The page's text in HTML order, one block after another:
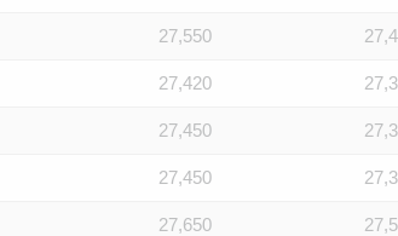
27,550
27,420
27,450
27,450
27,650